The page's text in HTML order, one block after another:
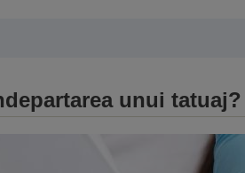
unui tatuaj?